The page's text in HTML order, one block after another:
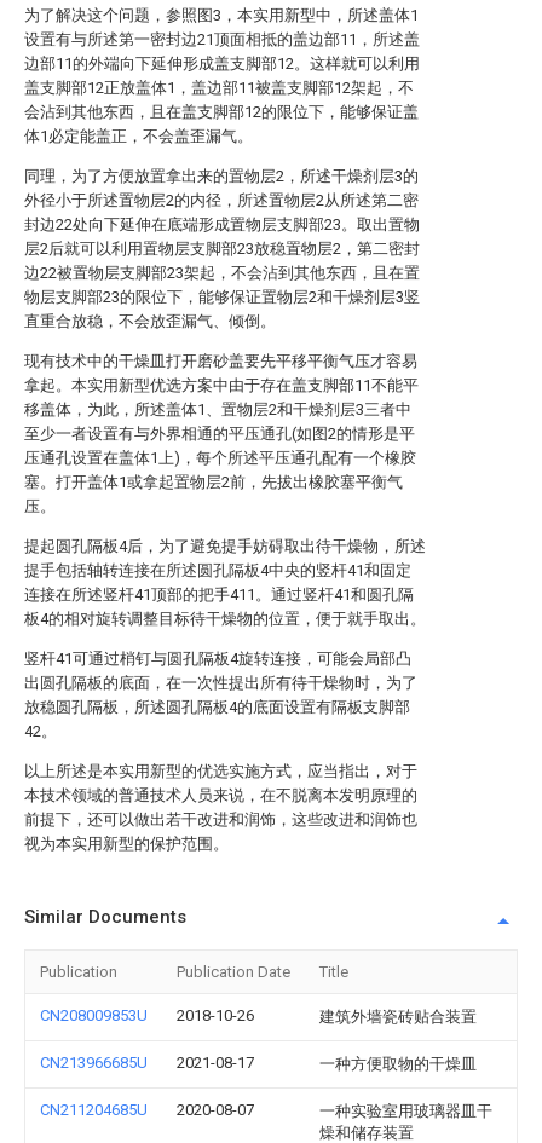
为了解决这个问题，参照图3，本实用新型中，所述盖体1
设置有与所述第一密封边21顶面相抵的盖边部11，所述盖
边部11的外端向下延伸形成盖支脚部12。这样就可以利用
盖支脚部12正放盖体1，盖边部11被盖支脚部12架起，不
会沾到其他东西，且在盖支脚部12的限位下，能够保证盖
体1必定能盖正，不会盖歪漏气。
同理，为了方便放置拿出来的置物层2，所述干燥剂层3的
外径小于所述置物层2的内径，所述置物层2从所述第二密
封边22处向下延伸在底端形成置物层支脚部23。取出置物
层2后就可以利用置物层支脚部23放稳置物层2，第二密封
边22被置物层支脚部23架起，不会沾到其他东西，且在置
物层支脚部23的限位下，能够保证置物层2和干燥剂层3竖
直重合放稳，不会放歪漏气、倾倒。
现有技术中的干燥皿打开磨砂盖要先平移平衡气压才容易
拿起。本实用新型优选方案中由于存在盖支脚部11不能平
移盖体，为此，所述盖体1、置物层2和干燥剂层3三者中
至少一者设置有与外界相通的平压通孔(如图2的情形是平
压通孔设置在盖体1上)，每个所述平压通孔配有一个橡胶
塞。打开盖体1或拿起置物层2前，先拔出橡胶塞平衡气
压。
提起圆孔隔板4后，为了避免提手妨碍取出待干燥物，所述
提手包括轴转连接在所述圆孔隔板4中央的竖杆41和固定
连接在所述竖杆41顶部的把手411。通过竖杆41和圆孔隔
板4的相对旋转调整目标待干燥物的位置，便于就手取出。
竖杆41可通过梢钉与圆孔隔板4旋转连接，可能会局部凸
出圆孔隔板的底面，在一次性提出所有待干燥物时，为了
放稳圆孔隔板，所述圆孔隔板4的底面设置有隔板支脚部
42。
以上所述是本实用新型的优选实施方式，应当指出，对于
本技术领域的普通技术人员来说，在不脱离本发明原理的
前提下，还可以做出若干改进和润饰，这些改进和润饰也
视为本实用新型的保护范围。
Similar Documents
Publication Publication Date Title
CN208009853U 2018-10-26 建筑外墙瓷砖贴合装置
CN213966685U 2021-08-17 一种方便取物的干燥皿
CN211204685U 2020-08-07
一种实验室用玻璃器皿干
燥和储存装置